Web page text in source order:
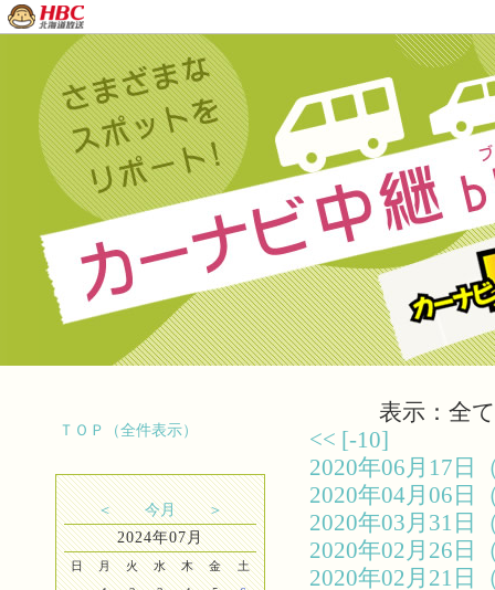
ＴＯＰ（全件表示）
＜ 今月
＞
2024年07月
日 月 火 水 木 金
土
表示：全て
<< [-10]
2020年06月17
2020年04月06
2020年03月31
2020年02月26
2020年02月21